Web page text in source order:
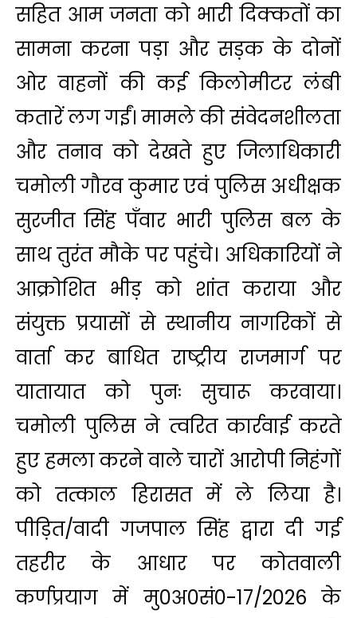
सहित आम जनता को भारी दिक्कतों का
सामना करना पड़ा और सड़क के दोनों
ओर वाहनों की कई किलोमीटर लंबी
कतारें लग गईं। मामले की संवेदनशीलता
और तनाव को देखते हुए जिलाधिकारी
चमोली गौरव कुमार एवं पुलिस अधीक्षक
सुरजीत सिंह पँवार भारी पुलिस बल के
साथ तुरंत मौके पर पहुंचे। अधिकारियों ने
आक्रोशित भीड़ को शांत कराया और
संयुक्त प्रयासों से स्थानीय नागरिकों से
वार्ता कर बाधित राष्ट्रीय राजमार्ग पर
यातायात को पुनः सुचारू करवाया।
चमोली पुलिस ने त्वरित कार्रवाई करते
हुए हमला करने वाले चारों आरोपी निहंगों
को तत्काल हिरासत में ले लिया है।
पीड़ित/वादी गजपाल सिंह द्वारा दी गई
तहरीर के आधार पर कोतवाली
कर्णप्रयाग में मु0अ0सं0-17/2026 के